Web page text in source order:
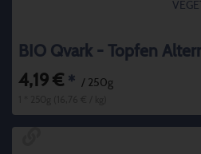
BIO Qvark - Topfen
4,19 € * / 250g